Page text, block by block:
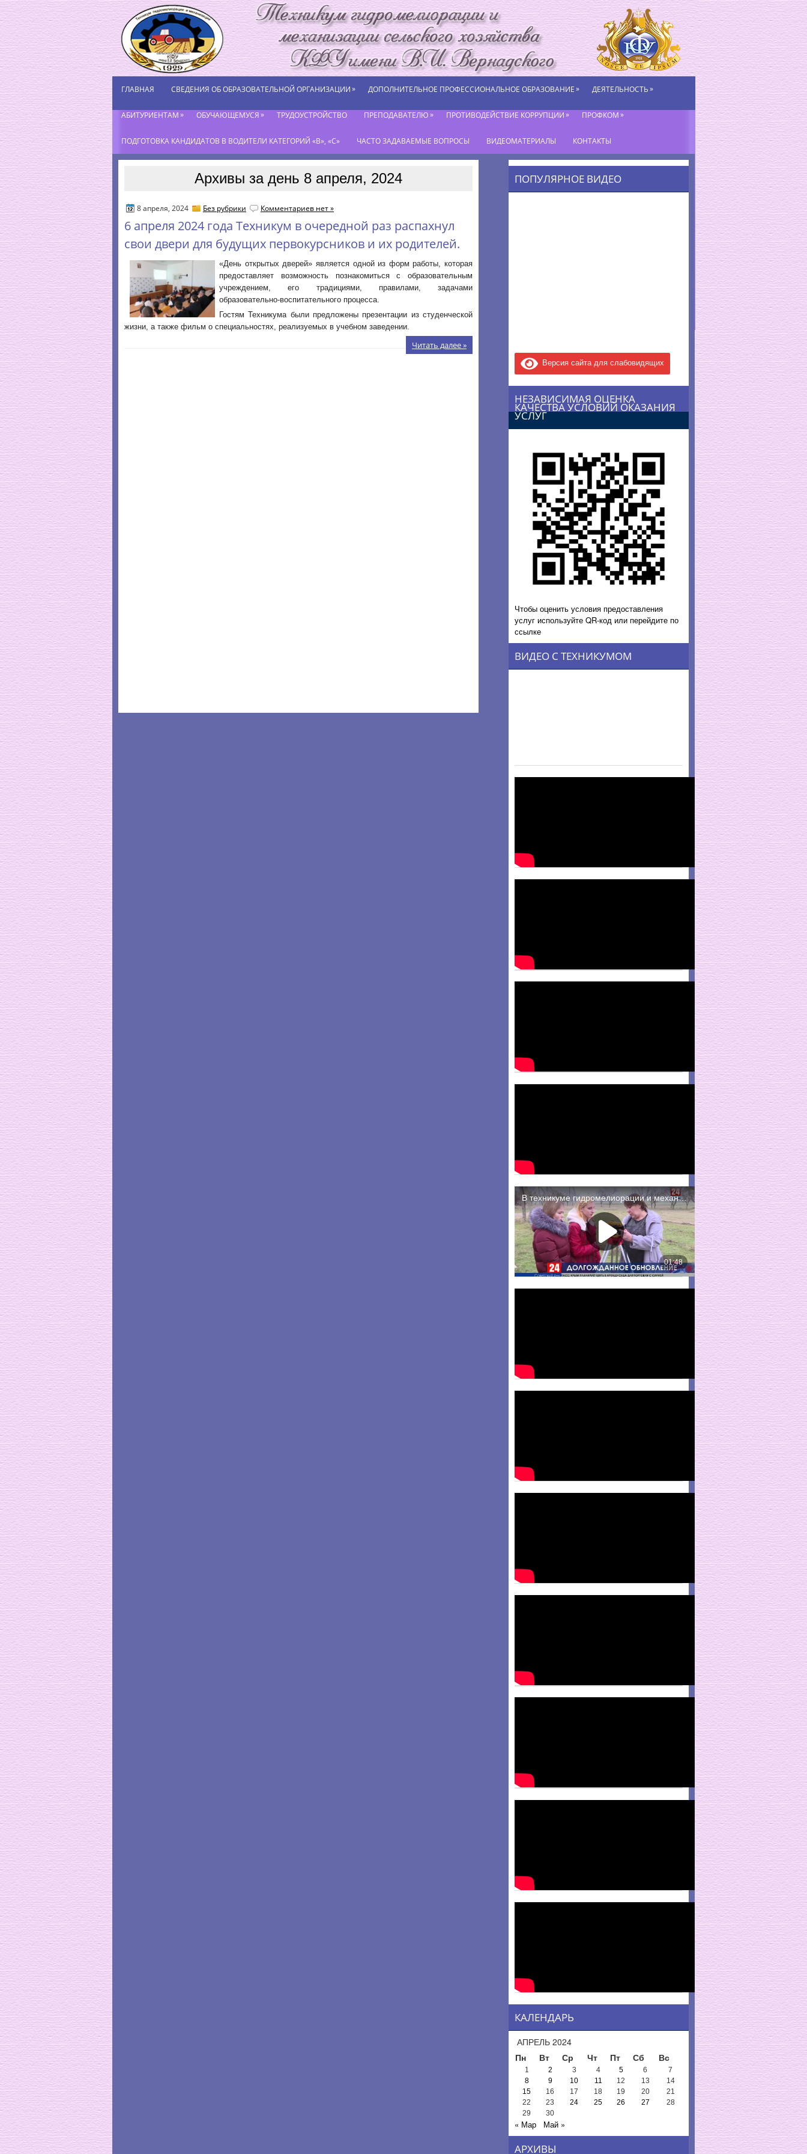
ГЛАВНАЯ СВЕДЕНИЯ ОБ ОБРАЗОВАТЕЛЬНОЙ ОРГАНИЗАЦИИ» ДОПОЛНИТЕЛЬНОЕ ПРОФЕССИОНАЛЬНОЕ ОБРАЗОВАНИЕ» ДЕЯТЕЛЬНОСТЬ»
АБИТУРИЕНТАМ» ОБУЧАЮЩЕМУСЯ» ТРУДОУСТРОЙСТВО ПРЕПОДАВАТЕЛЮ» ПРОТИВОДЕЙСТВИЕ КОРРУПЦИИ» ПРОФКОМ»
ПОДГОТОВКА КАНДИДАТОВ В ВОДИТЕЛИ КАТЕГОРИЙ «В», «С» ЧАСТО ЗАДАВАЕМЫЕ ВОПРОСЫ ВИДЕОМАТЕРИАЛЫ КОНТАКТЫ
Архивы за день 8 апреля, 2024
8 апреля, 2024 Без рубрики Комментариев нет »
6 апреля 2024 года Техникум в очередной раз распахнул
свои двери для будущих первокурсников и их родителей.
«День открытых дверей» является одной из форм работы, которая
предоставляет возможность познакомиться с образовательным
учреждением, его традициями, правилами, задачами
образовательно-воспитательного процесса.
Гостям Техникума были предложены презентации из студенческой
жизни, а также фильм о специальностях, реализуемых в учебном заведении.
Читать далее »
ПОПУЛЯРНОЕ ВИДЕО
Версия сайта для слабовидящих
НЕЗАВИСИМАЯ ОЦЕНКА
КАЧЕСТВА УСЛОВИЙ ОКАЗАНИЯ
УСЛУГ
Чтобы оценить условия предоставления
услуг используйте QR-код или перейдите по
ссылке
ВИДЕО С ТЕХНИКУМОМ
КАЛЕНДАРЬ
АПРЕЛЬ 2024
Пн
Вт Ср Чт Пт Сб Вс
1 2 3 4 5 6
7
8
9 10 11 12 13
14
15
16 17 18 19 20
21
22
23 24 25 26 27
28
29
30
« Мар Май »
АРХИВЫ